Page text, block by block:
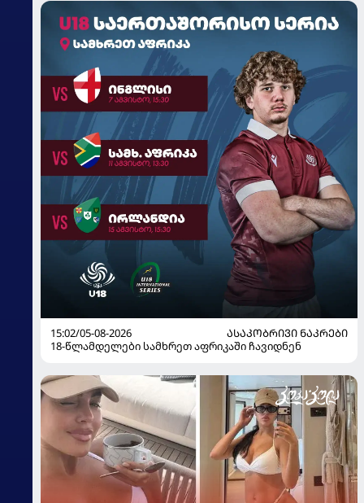
15:02/05-08-2026
ᲐᲡᲐᲙᲝᲑᲠᲘᲕᲘ ᲜᲐᲙᲠᲔᲑᲘ
18-წლამდელები სამხრეთ აფრიკაში ჩავიდნენ